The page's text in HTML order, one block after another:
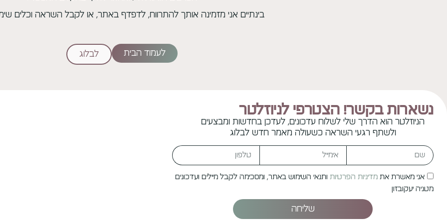
בינתיים אני מזמינה אותך להתרווח, לדפדף באתר, או לקבל השראה וכלים
לעמוד הבית לבלוג
נשארות בקשר! הצטרפי לניוזלטר
הניוזלטר הוא הדרך שלי לשלוח עדכונים, לעדכן בחדשות ומבצעים
ולשתף רגעי השראה כשעולה מאמר חדש לבלוג
אני מאשרת את מדיניות הפרטיותותנאי השימוש באתר, ומסכימה לקבל מיילים ועדכונים
מטניה יעקובזון
שליחה